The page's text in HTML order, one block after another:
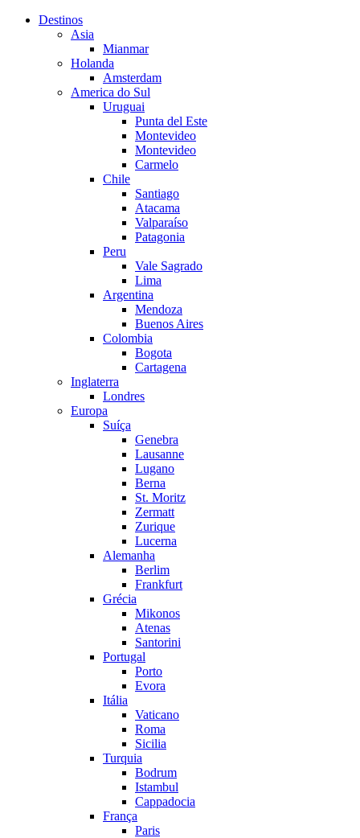
Destinos
Asia
Mianmar
Holanda
Amsterdam
America do Sul
Uruguai
Punta del Este
Montevideo
Montevideo
Carmelo
Chile
Santiago
Atacama
Valparaíso
Patagonia
Peru
Vale Sagrado
Lima
Argentina
Mendoza
Buenos Aires
Colombia
Bogota
Cartagena
Inglaterra
Londres
Europa
Suíça
Genebra
Lausanne
Lugano
Berna
St. Moritz
Zermatt
Zurique
Lucerna
Alemanha
Berlim
Frankfurt
Grécia
Mikonos
Atenas
Santorini
Portugal
Porto
Evora
Itália
Vaticano
Roma
Sicilia
Turquia
Bodrum
Istambul
Cappadocia
França
Paris